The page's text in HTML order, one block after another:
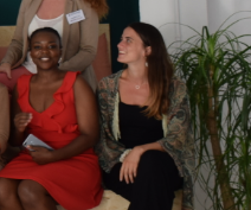
Conoce más
Historia
Galería de Presidentes
Biblioteca Archivo
Sede Social